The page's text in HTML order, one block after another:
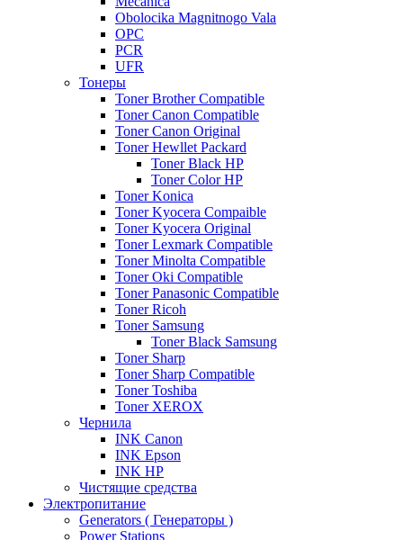
Obolocika Magnitnogo Vala
OPC
PCR
UFR
Тонеры
Toner Brother Compatible
Toner Canon Compatible
Toner Canon Original
Toner Hewllet Packard
Toner Black HP
Toner Color HP
Toner Konica
Toner Kyocera Compaible
Toner Kyocera Original
Toner Lexmark Compatible
Toner Minolta Compatible
Toner Oki Compatible
Toner Panasonic Compatible
Toner Ricoh
Toner Samsung
Toner Black Samsung
Toner Sharp
Toner Sharp Compatible
Toner Toshiba
Toner XEROX
Чернила
INK Canon
INK Epson
INK HP
Чистящие средства
Электропитание
Generators ( Генераторы )
Power Stations